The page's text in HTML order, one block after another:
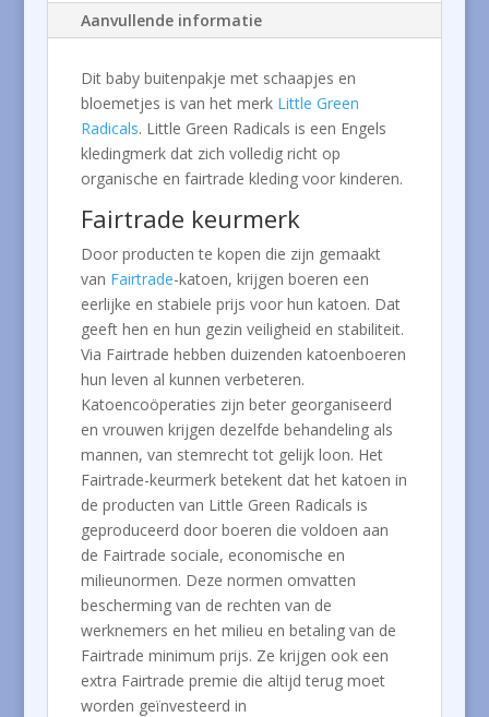
Aanvullende informatie
Dit baby buitenpakje met schaapjes en
bloemetjes is van het merk Little Green
Radicals. Little Green Radicals is een Engels
kledingmerk dat zich volledig richt op
organische en fairtrade kleding voor kinderen.
Fairtrade keurmerk
Door producten te kopen die zijn gemaakt
van Fairtrade-katoen, krijgen boeren een
eerlijke en stabiele prijs voor hun katoen. Dat
geeft hen en hun gezin veiligheid en stabiliteit.
Via Fairtrade hebben duizenden katoenboeren
hun leven al kunnen verbeteren.
Katoencoöperaties zijn beter georganiseerd
en vrouwen krijgen dezelfde behandeling als
mannen, van stemrecht tot gelijk loon. Het
Fairtrade-keurmerk betekent dat het katoen in
de producten van Little Green Radicals is
geproduceerd door boeren die voldoen aan
de Fairtrade sociale, economische en
milieunormen. Deze normen omvatten
bescherming van de rechten van de
werknemers en het milieu en betaling van de
Fairtrade minimum prijs. Ze krijgen ook een
extra Fairtrade premie die altijd terug moet
worden geïnvesteerd in